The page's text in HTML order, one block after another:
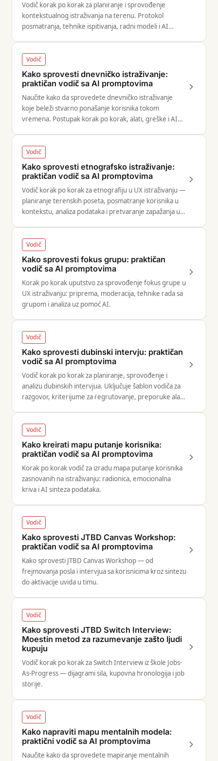
Vodič korak po korak za planiranje i sprovođenje
kontekstualnog istraživanja na terenu. Protokol
posmatranja, tehnike ispitivanja, radni modeli i AI
Vodič
Kako sprovesti dnevničko istraživanje:
praktičan vodič sa AI promptovima
Naučite kako da sprovedete dnevničko istraživanje
koje beleži stvarno ponašanje korisnika tokom
vremena. Postupak korak po korak, alati, greške i AI
Vodič
Kako sprovesti etnografsko istraživanje:
praktičan vodič sa AI promptovima
Vodič korak po korak za etnografiju u UX istraživanju —
planiranje terenskih poseta, posmatranje korisnika u
kontekstu, analiza podataka i pretvaranje zapažanja u
Vodič
Kako sprovesti fokus grupu: praktičan
vodič sa AI promptovima
Korak po korak uputstvo za sprovođenje fokus grupe u
UX istraživanju: priprema, moderacija, tehnike rada sa
grupom i analiza uz pomoć AI.
Vodič
Kako sprovesti dubinski intervju: praktičan
vodič sa AI promptovima
Vodič korak po korak za planiranje, sprovođenje i
analizu dubinskih intervjua. Uključuje šablon vodiča za
razgovor, kriterijume za regrutovanje, preporuke alata
Vodič
Kako kreirati mapu putanje korisnika:
praktičan vodič sa AI promptovima
Korak po korak vodič za izradu mapa putanje korisnika
zasnovanih na istraživanju: radionica, emocionalna
kriva i AI sinteza podataka.
Vodič
Kako sprovesti JTBD Canvas Workshop:
praktičan vodič sa AI promptovima
Kako sprovesti JTBD Canvas Workshop — od
frejmovanja posla i intervjua sa korisnicima kroz sintezu
do aktivacije uvida u timu.
Vodič
Kako sprovesti JTBD Switch Interview:
Moestin metod za razumevanje zašto ljudi
kupuju
Vodič korak po korak za Switch Interview iz škole Jobs-
As-Progress — dijagrami sila, kupovna hronologija i job
storije.
Vodič
Kako napraviti mapu mentalnih modela:
praktični vodič sa AI promptovima
Naučite kako da sprovedete mapiranje mentalnih